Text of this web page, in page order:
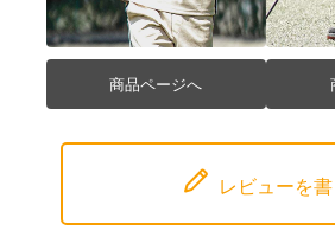
商品ページへ
レビューを書